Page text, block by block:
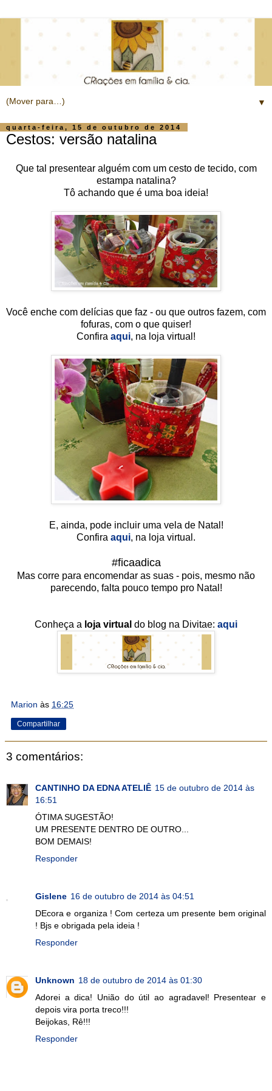
▼
quarta-feira, 15 de outubro de 2014
Cestos: versão natalina
Que tal presentear alguém com um cesto de tecido, com
estampa natalina?
Tô achando que é uma boa ideia!
Você enche com delícias que faz - ou que outros fazem, com
fofuras, com o que quiser!
Confira aqui, na loja virtual!
E, ainda, pode incluir uma vela de Natal!
Confira aqui, na loja virtual.
#ficaadica
Mas corre para encomendar as suas - pois, mesmo não
parecendo, falta pouco tempo pro Natal!
Conheça a loja virtual do blog na Divitae: aqui
Marion às 16:25
Compartilhar
3 comentários:
CANTINHO DA EDNA ATELIÊ 15 de outubro de 2014 às
16:51
ÓTIMA SUGESTÃO!
UM PRESENTE DENTRO DE OUTRO...
BOM DEMAIS!
Responder
Gislene 16 de outubro de 2014 às 04:51
DEcora e organiza ! Com certeza um presente bem original
! Bjs e obrigada pela ideia !
Responder
Unknown 18 de outubro de 2014 às 01:30
Adorei a dica! União do útil ao agradavel! Presentear e
depois vira porta treco!!!
Beijokas, Rê!!!
Responder